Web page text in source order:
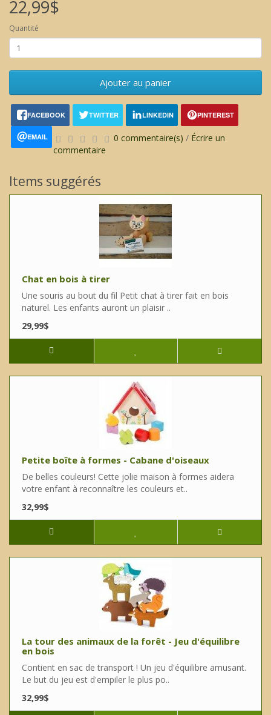
22,99$
Quantité
Ajouter au panier
FACEBOOK TWITTER LINKEDIN PINTEREST
EMAIL 0 commentaire(s) / Écrire un
commentaire
Items suggérés
Chat en bois à tirer
Une souris au bout du fil Petit chat à tirer fait en bois
naturel. Les enfants auront un plaisir ..
29,99$
Petite boîte à formes - Cabane d'oiseaux
De belles couleurs! Cette jolie maison à formes aidera
votre enfant à reconnaître les couleurs et..
32,99$
La tour des animaux de la forêt - Jeu d'équilibre
en bois
Contient en sac de transport ! Un jeu d'équilibre amusant.
Le but du jeu est d'empiler le plus po..
32,99$